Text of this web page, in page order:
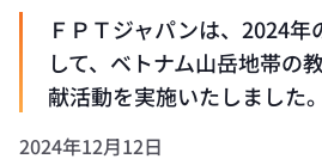
ＦＰＴジャパンは、2024年
して、ベトナム山岳地帯の
献活動を実施いたしました。
2024年12月12日